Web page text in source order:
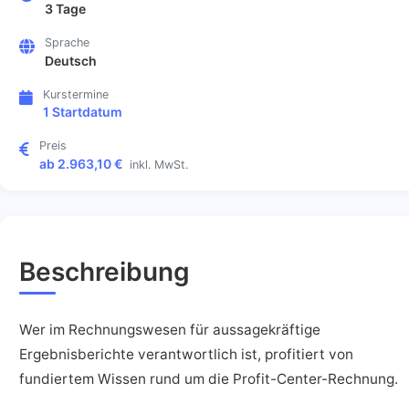
3 Tage
Sprache
Deutsch
Kurstermine
1 Startdatum
Preis
ab 2.963,10 € inkl. MwSt.
Beschreibung
Wer im Rechnungswesen für aussagekräftige
Ergebnisberichte verantwortlich ist, profitiert von
fundiertem Wissen rund um die Profit-Center-Rechnung.